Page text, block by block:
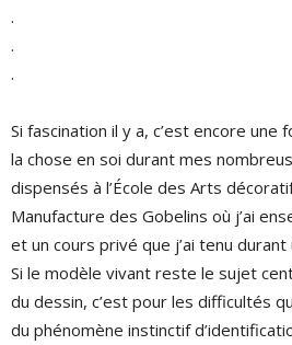
.
.
.
Si fascination il y a, c’est encore une
la chose en soi durant mes
dispensés à l’École des Arts
Manufacture des Gobelins où j’ai
et un cours privé que j’ai tenu durant
Si le modèle vivant reste le sujet
du dessin, c’est pour les difficultés
du phénomène instinctif